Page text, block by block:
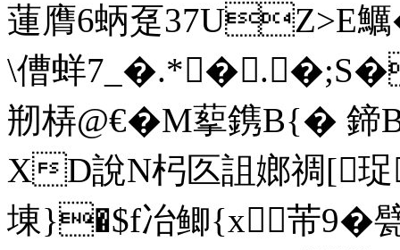
蓮膺6蛃趸37UZ>E
\傮蛘 7_�.*�
剏梇@€�M蒘鎸B{�
XD說N杛匛詛嫏禂[
埬}�$f冶鲫{x芾